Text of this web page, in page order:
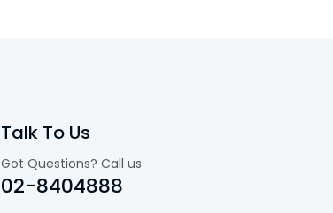
Talk To Us
Got Questions? Call us
02-8404888